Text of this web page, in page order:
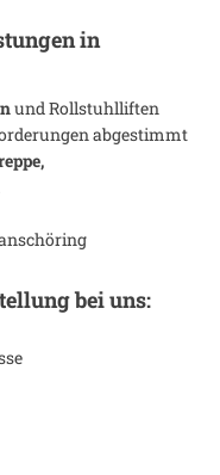
in
und Rollstuhlliften
abgestimmt
bei uns: